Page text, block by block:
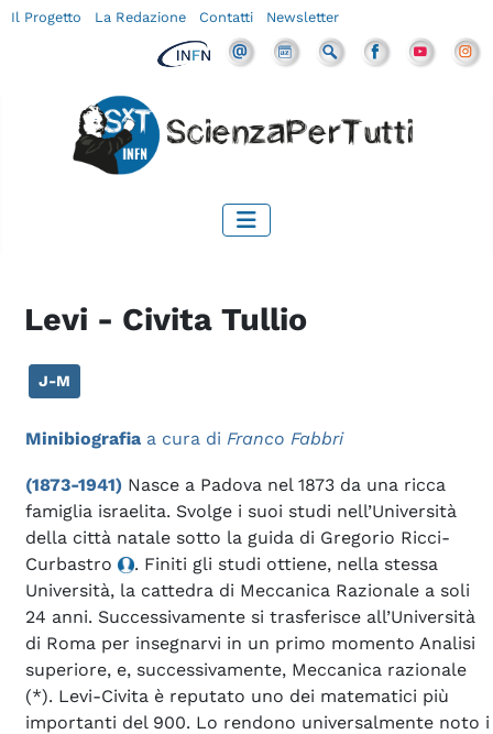
Il Progetto La Redazione Contatti Newsletter
Levi - Civita Tullio
J-M
Minibiografia a cura di Franco Fabbri
(1873-1941) Nasce a Padova nel 1873 da una ricca
famiglia israelita. Svolge i suoi studi nell’Università
della città natale sotto la guida di Gregorio Ricci-
Curbastro
. Finiti gli studi ottiene, nella stessa
Università, la cattedra di Meccanica Razionale a soli
24 anni. Successivamente si trasferisce all’Università
di Roma per insegnarvi in un primo momento Analisi
superiore, e, successivamente, Meccanica razionale
(*). Levi-Civita è reputato uno dei matematici più
importanti del 900. Lo rendono universalmente noto